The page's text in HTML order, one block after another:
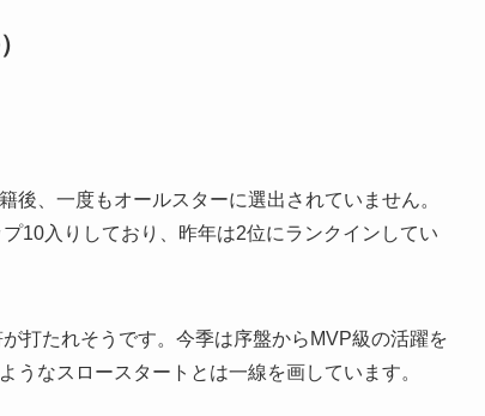
後、一度もオールスターに選出されていません。
10入りしており、昨年は2位にランクインしてい
打たれそうです。今季は序盤からMVP級の活躍を
うなスロースタートとは一線を画しています。